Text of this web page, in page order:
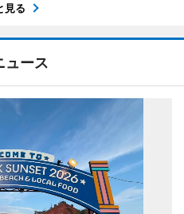
見る
ュース